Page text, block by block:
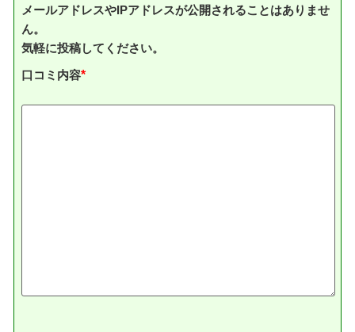
メールアドレスやIPアドレスが公開されることはありませ
ん。
気軽に投稿してください。
口コミ内容*